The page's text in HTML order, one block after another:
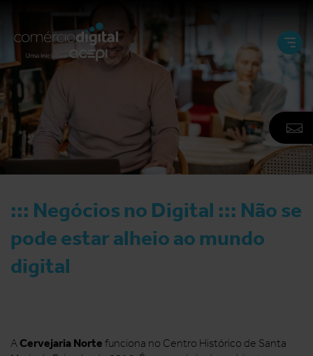
e
::: Negócios no Digital ::: Não se
pode estar alheio ao mundo
digital
A Cervejaria Norte funciona no Centro Histórico de Santa